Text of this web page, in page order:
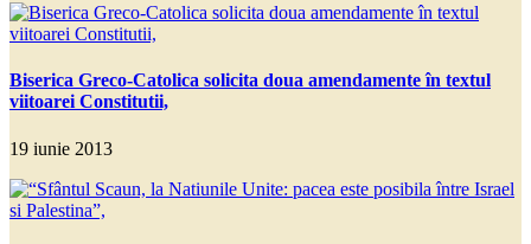
Biserica Greco-Catolica solicita doua amendamente în textul
viitoarei Constitutii,
19 iunie 2013